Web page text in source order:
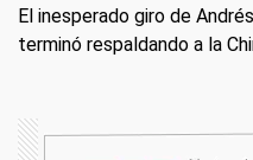
El inesperado giro de
terminó respaldando a la